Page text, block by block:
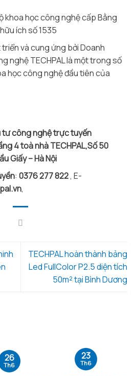
khoa học công nghệ cấp Bằng
ích số 1535
và cung ứng bởi Doanh
nghệ TECHPAL là một trong số
học công nghệ đầu tiên của
tư công nghệ trực tuyến
4 toà nhà TECHPAL,Số 50
Giấy – Hà Nội
: 0376 277 822, E-
,
TECHPAL hoàn thành bảng
Led FullColor P2.5 diện tích
50m² tại Bình Dương
26
Th6
23
Th6